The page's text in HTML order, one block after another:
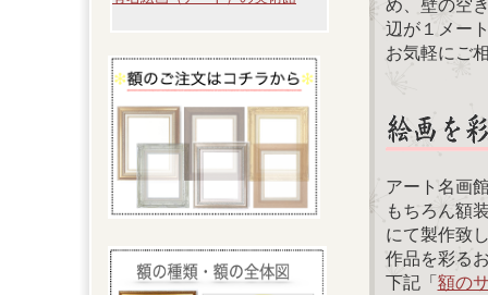
め、壁の空
辺が１メー
お気軽にご
アート名画
もちろん額
にて製作致
作品を彩る
下記「額の